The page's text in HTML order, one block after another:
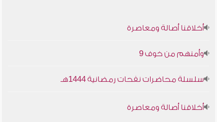
أخلاقنا أصالة ومعاصرة
وأمنهم من خوف 9
أخلاقنا أصالة ومعاصرة